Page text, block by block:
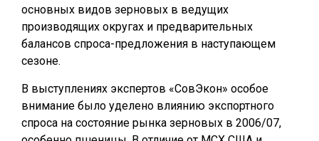
основных видов зерновых в ведущих
производящих округах и предварительных
балансов спроса-предложения в наступающем
сезоне.
В выступлениях экспертов «СовЭкон» особое
внимание было уделено влиянию экспортного
спроса на состояние рынка зерновых в 2006/07,